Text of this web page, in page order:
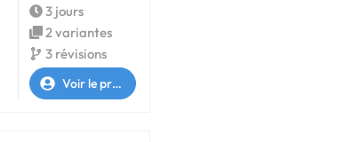
3 jours
2 variantes
3 révisions
Voir le profil